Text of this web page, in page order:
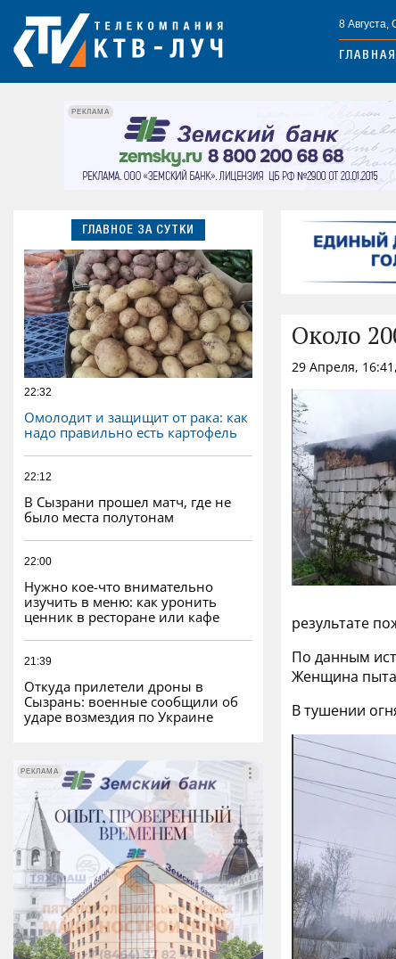
8 Августа,
ГЛАВНАЯ
РЕКЛАМА
ГЛАВНОЕ ЗА СУТКИ
22:32
Омолодит и защищит от рака: как
надо правильно есть картофель
22:12
В Сызрани прошел матч, где не
было места полутонам
22:00
Нужно кое-что внимательно
изучить в меню: как уронить
ценник в ресторане или кафе
21:39
Откуда прилетели дроны в
Сызрань: военные сообщили об
ударе возмездия по Украине
РЕКЛАМА
РЕКЛАМА
Около
29 Апреля,
результате
По данным
Женщина
В тушении